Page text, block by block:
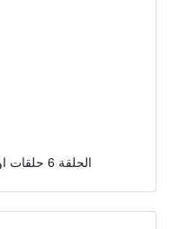
انمي Kimi Ni Todoke الحلقة 6 حلقات اون لاين